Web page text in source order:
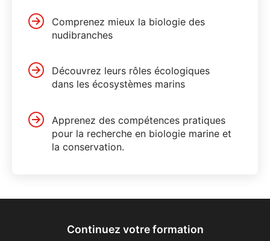
Comprenez mieux la biologie des
nudibranches
Découvrez leurs rôles écologiques
dans les écosystèmes marins
Apprenez des compétences pratiques
pour la recherche en biologie marine et
la conservation.
Continuez votre formation